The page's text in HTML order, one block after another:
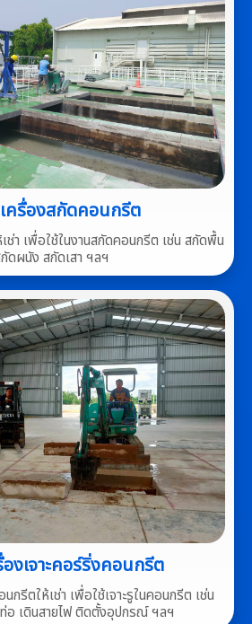
เครื่องสกัดคอนกรีต
ช่า เพื่อใช้ในงานสกัดคอนกรีต เช่น สกัดพื้น
ดผนัง สกัดเสา ฯลฯ
องเจาะคอร์ริ่งคอนกรีต
กรีตให้เช่า เพื่อใช้เจาะรูในคอนกรีต เช่น
ท่อ เดินสายไฟ ติดตั้งอุปกรณ์ ฯลฯ